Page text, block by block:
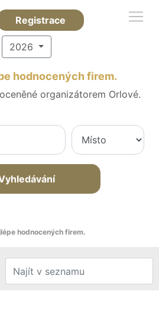
Registrace
2026
hodnocených firem.
organizátorem Orlové.
hodnocených firem.